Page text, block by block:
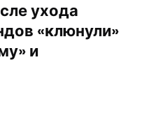
ухода
«клюнули»
и